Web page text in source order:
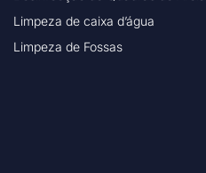
Limpeza de caixa d’água
Limpeza de Fossas